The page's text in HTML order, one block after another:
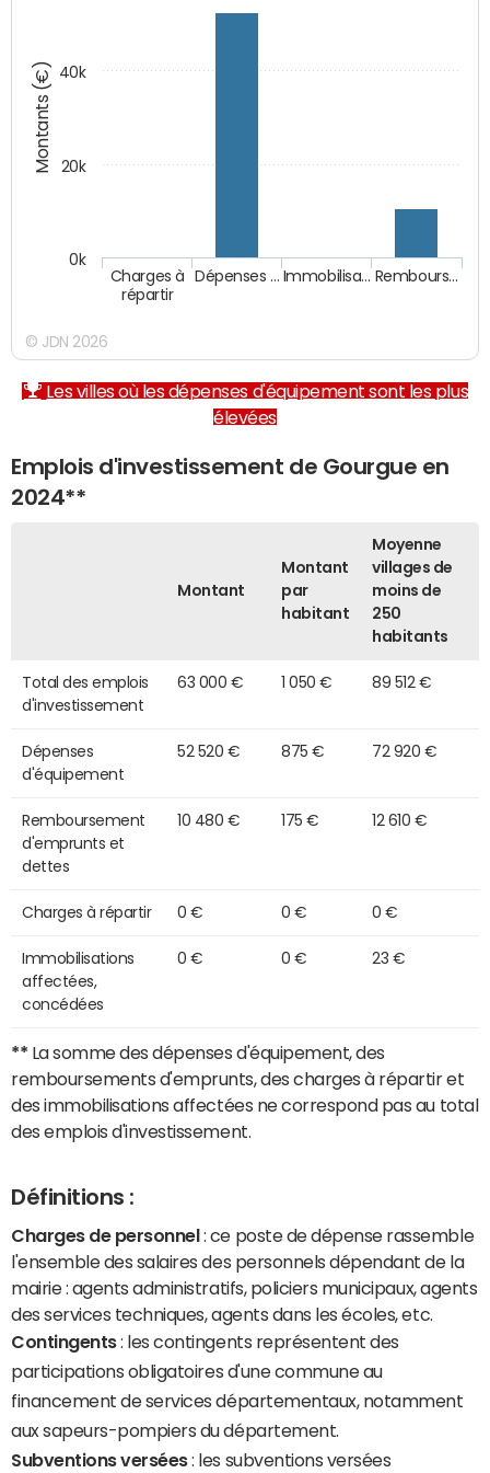
Montants (€)
Charges à
répartir
Dépenses … Immobilisa… Rembours…
0k
20k
40k
© JDN 2026
Les villes où les dépenses d'équipement sont les plus
élevées
Emplois d'investissement de Gourgue en
2024**
Montant
Montant
par
habitant
Moyenne
villages de
moins de
250
habitants
Total des emplois
d'investissement
63 000 € 1 050 € 89 512 €
Dépenses
d'équipement
52 520 € 875 € 72 920 €
Remboursement
d'emprunts et
dettes
10 480 € 175 € 12 610 €
Charges à répartir 0 € 0 € 0 €
Immobilisations
affectées,
concédées
0 € 0 € 23 €
** La somme des dépenses d'équipement, des
remboursements d'emprunts, des charges à répartir et
des immobilisations affectées ne correspond pas au total
des emplois d'investissement.
Définitions :
Charges de personnel : ce poste de dépense rassemble
l'ensemble des salaires des personnels dépendant de la
mairie : agents administratifs, policiers municipaux, agents
des services techniques, agents dans les écoles, etc.
Contingents: les contingents représentent des
participations obligatoires d'une commune au
financement de services départementaux, notamment
aux sapeurs-pompiers du département.
Subventions versées: les subventions versées